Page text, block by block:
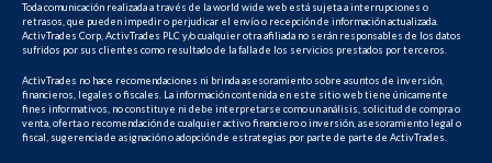
Toda comunicación realizada a través de la world wide web está sujeta a interrupciones o
retrasos, que pueden impedir o perjudicar el envío o recepción de información actualizada.
ActivTrades Corp, ActivTrades PLC y/o cualquier otra afiliada no serán responsables de los datos
sufridos por sus clientes como resultado de la falla de los servicios prestados por terceros.
ActivTrades no hace recomendaciones ni brinda asesoramiento sobre asuntos de inversión,
financieros, legales o fiscales. La información contenida en este sitio web tiene únicamente
fines informativos, no constituye ni debe interpretarse como un análisis, solicitud de compra o
venta, oferta o recomendación de cualquier activo financiero o inversión, asesoramiento legal o
fiscal, sugerencia de asignación o adopción de estrategias por parte de parte de ActivTrades.